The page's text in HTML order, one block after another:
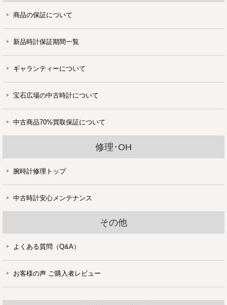
商品の保証について
新品時計保証期間一覧
ギャランティーについて
宝石広場の中古時計について
中古商品70%買取保証について
修理･OH
腕時計修理トップ
中古時計安心メンテナンス
その他
よくある質問（Q&A）
お客様の声 ご購入者レビュー